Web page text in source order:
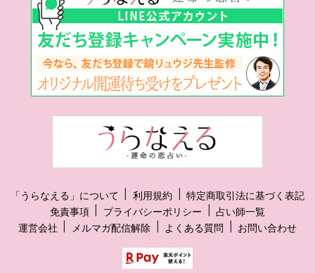
「うらなえる」について 利用規約
特定商取引法に基づく表記
免責事項
プライバシーポリシー
占い師一覧
運営会社
メルマガ配信解除 よくある質問 お問い合わせ